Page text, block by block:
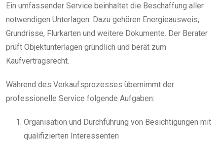
Ein umfassender Service beinhaltet die Beschaffung aller
notwendigen Unterlagen. Dazu gehören Energieausweis,
Grundrisse, Flurkarten und weitere Dokumente. Der Berater
prüft Objektunterlagen gründlich und berät zum
Kaufvertragsrecht.
Während des Verkaufsprozesses übernimmt der
professionelle Service folgende Aufgaben:
Organisation und Durchführung von Besichtigungen mit
qualifizierten Interessenten